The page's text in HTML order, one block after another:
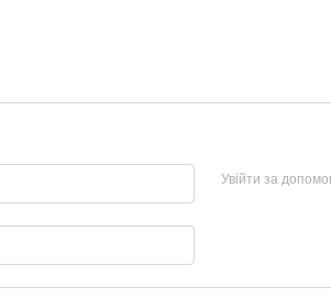
Увійти за